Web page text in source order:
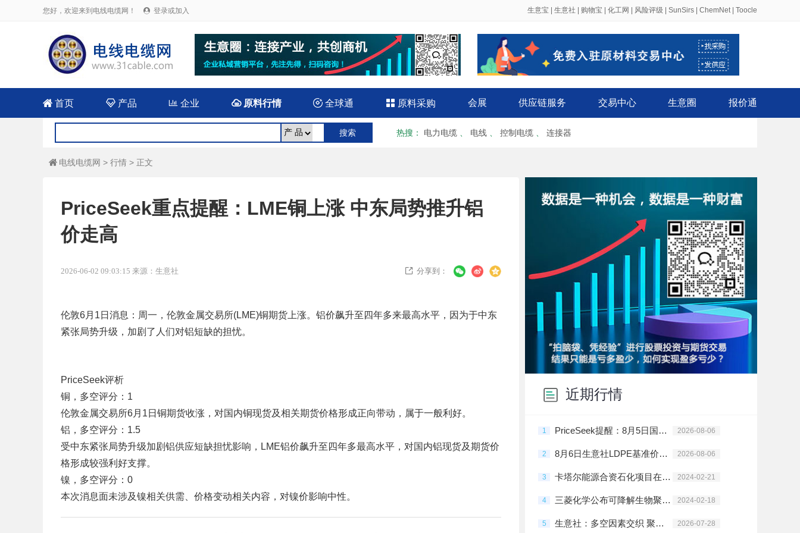
您好，欢迎来到电线电缆网！  登录或加入 生意宝 生意社 购物宝 化工网 风险评级 SunSirs ChemNet| Toocle
 首页 产品  企业 原料行情  全球通  原料采购 会展 供应链服务 交易中心 生意圈 报价通
热搜 ： 电力电缆 电线 控制电缆 连接器
 电线电缆网 > 行情 > 正文
PriceSeek重点提醒：LME铜上涨 中东局势推升铝
价走高
2026-06-02 09:03:15 来源：生意社  分享到：
伦敦6月1日消息：周一，伦敦金属交易所(LME)铜期货上涨。铝价飙升至四年多来最高水平，因为于中东
紧张局势升级，加剧了人们对铝短缺的担忧。
PriceSeek评析
铜，多空评分：1
伦敦金属交易所6月1日铜期货收涨，对国内铜现货及相关期货价格形成正向带动，属于一般利好。
铝，多空评分：1.5
受中东紧张局势升级加剧铝供应短缺担忧影响，LME铝价飙升至四年多最高水平，对国内铝现货及期货价
格形成较强利好支撑。
镍，多空评分：0
本次消息面未涉及镍相关供需、价格变动相关内容，对镍价影响中性。
近期行情
1 PriceSeek提醒：8月5日国内聚乙烯样本库存环比上涨 2026-08-06
2 8月6日生意社LDPE基准价为10300.00元/吨 2026-08-06
3 卡塔尔能源合资石化项目在拉斯拉凡投建 2024-02-21
4 三菱化学公布可降解生物聚酯树脂新材料 2024-02-18
5 生意社：多空因素交织 聚乙烯高位震荡 2026-07-28